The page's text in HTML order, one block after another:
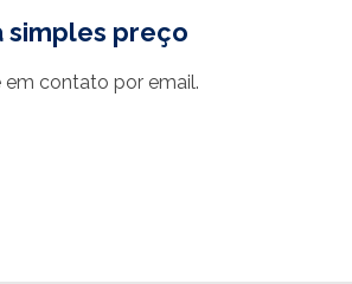
simples preço
em contato por email.